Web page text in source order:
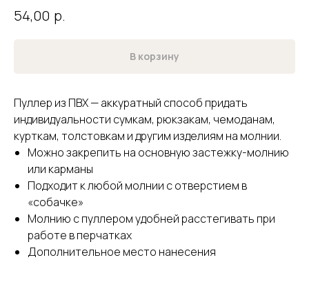
54,00 р.
В корзину
Пуллер из ПВХ — аккуратный способ придать
индивидуальности сумкам, рюкзакам, чемоданам,
курткам, толстовкам и другим изделиям на молнии.
Можно закрепить на основную застежку-молнию
или карманы
Подходит к любой молнии с отверстием в
«собачке»
Молнию с пуллером удобней расстегивать при
работе в перчатках
Дополнительное место нанесения